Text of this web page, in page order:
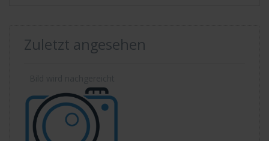
Zuletzt angesehen